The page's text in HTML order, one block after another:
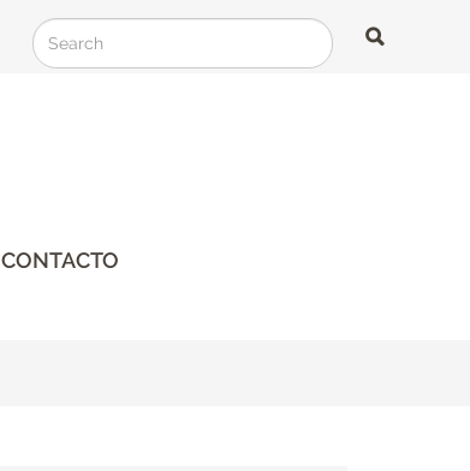
Search
Search
Search
CONTACTO